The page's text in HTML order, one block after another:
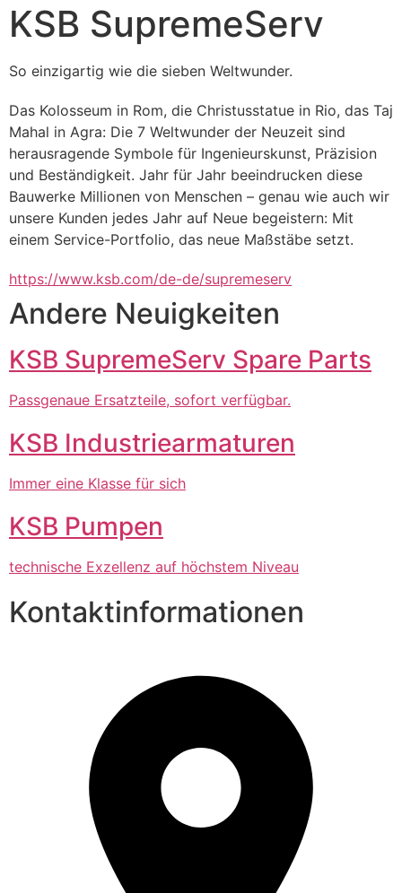
KSB SupremeServ
So einzigartig wie die sieben Weltwunder.
Das Kolosseum in Rom, die Christusstatue in Rio, das Taj
Mahal in Agra: Die 7 Weltwunder der Neuzeit sind
herausragende Symbole für Ingenieurskunst, Präzision
und Beständigkeit. Jahr für Jahr beeindrucken diese
Bauwerke Millionen von Menschen – genau wie auch wir
unsere Kunden jedes Jahr auf Neue begeistern: Mit
einem Service-Portfolio, das neue Maßstäbe setzt.
https://www.ksb.com/de-de/supremeserv
Andere Neuigkeiten
KSB SupremeServ Spare Parts
Passgenaue Ersatzteile, sofort verfügbar.
KSB Industriearmaturen
Immer eine Klasse für sich
KSB Pumpen
technische Exzellenz auf höchstem Niveau
Kontaktinformationen